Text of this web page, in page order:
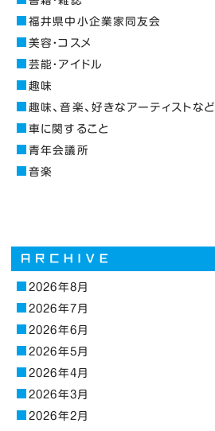
福井県中小企業家同友会
美容・コスメ
芸能・アイドル
趣味
趣味、音楽、好きなアーティストなど
車に関すること
青年会議所
音楽
2026年8月
2026年7月
2026年6月
2026年5月
2026年4月
2026年3月
2026年2月